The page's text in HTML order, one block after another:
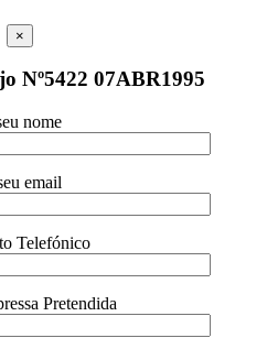
×
Nº5422 07ABR1995
nome
email
Telefónico
Pretendida